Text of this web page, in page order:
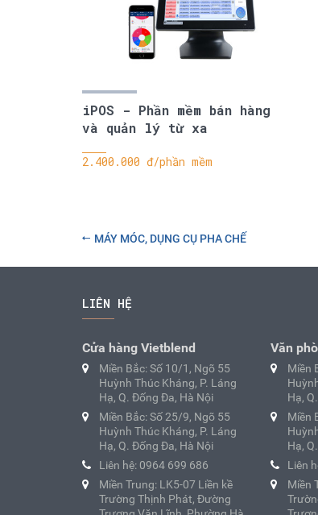
iPOS - Phần mềm bán hàng
và quản lý từ xa
2.400.000 đ/phần mềm
MÁY MÓC, DỤNG CỤ PHA CHẾ
LIÊN HỆ
Cửa hàng Vietblend
Miền Bắc: Số 10/1, Ngõ 55
Huỳnh Thúc Kháng, P. Láng
Hạ, Q. Đống Đa, Hà Nội
Miền Bắc: Số 25/9, Ngõ 55
Huỳnh Thúc Kháng, P. Láng
Hạ, Q. Đống Đa, Hà Nội
Liên hệ: 0964 699 686
Miền Trung: LK5-07 Liền kề
Trường Thịnh Phát, Đường
Văn
Miền
Hạ,
Miền
Hạ,
Liên
Miền